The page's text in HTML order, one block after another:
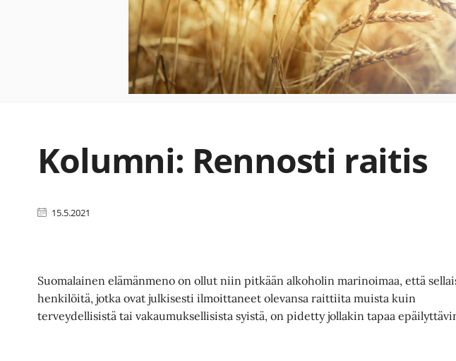
Kolumni: Rennosti raitis
15.5.2021
Suomalainen elämänmeno on ollut niin pitkään alkoholin marinoimaa, että
henkilöitä, jotka ovat julkisesti ilmoittaneet olevansa raittiita muista kuin
terveydellisistä tai vakaumuksellisista syistä, on pidetty jollakin tapaa